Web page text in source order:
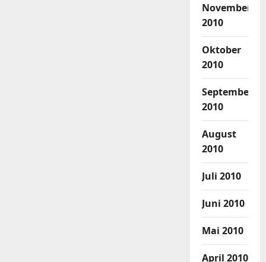
November
2010
Oktober
2010
September
2010
August
2010
Juli 2010
Juni 2010
Mai 2010
April 2010